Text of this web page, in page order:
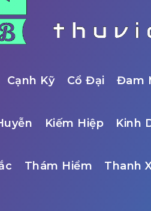
Cạnh Kỹ Cổ Đại Đam
Kiếm Hiệp Kinh
Thám Hiểm Thanh